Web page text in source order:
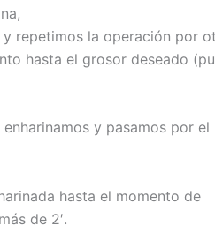
repetimos la operación por
hasta el grosor deseado
y pasamos por el
hasta el momento de
de 2′.